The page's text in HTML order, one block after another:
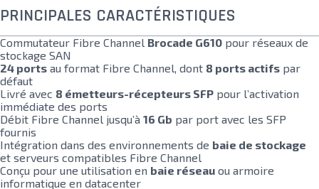
PRINCIPALES CARACTÉRISTIQUES
Commutateur Fibre Channel Brocade G610 pour réseaux de
stockage SAN
24 ports au format Fibre Channel, dont 8 ports actifs par
défaut
Livré avec 8 émetteurs-récepteurs SFP pour l’activation
immédiate des ports
Débit Fibre Channel jusqu’à 16 Gb par port avec les SFP
fournis
Intégration dans des environnements de baie de stockage
et serveurs compatibles Fibre Channel
Conçu pour une utilisation en baie réseau ou armoire
informatique en datacenter